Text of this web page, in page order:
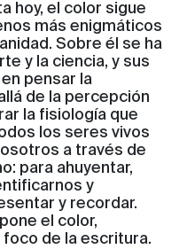
hoy, el color sigue
más enigmáticos
Sobre él se ha
y la ciencia, y sus
pensar la
de la percepción
la fisiología que
los seres vivos
a través de
para ahuyentar,
y
y recordar.
el color,
de la escritura.